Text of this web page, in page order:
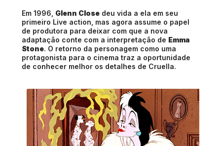
Em 1996, Glenn Close deu vida a ela em seu
primeiro Live action, mas agora assume o papel
de produtora para deixar com que a nova
adaptação conte com a interpretação de Emma
Stone. O retorno da personagem como uma
protagonista para o cinema traz a oportunidade
de conhecer melhor os detalhes de Cruella.